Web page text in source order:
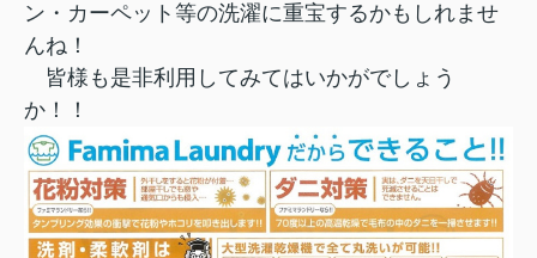
ン・カーペット等の洗濯に重宝するかもしれませ
んね！
皆様も是非利用してみてはいかがでしょう
か！！